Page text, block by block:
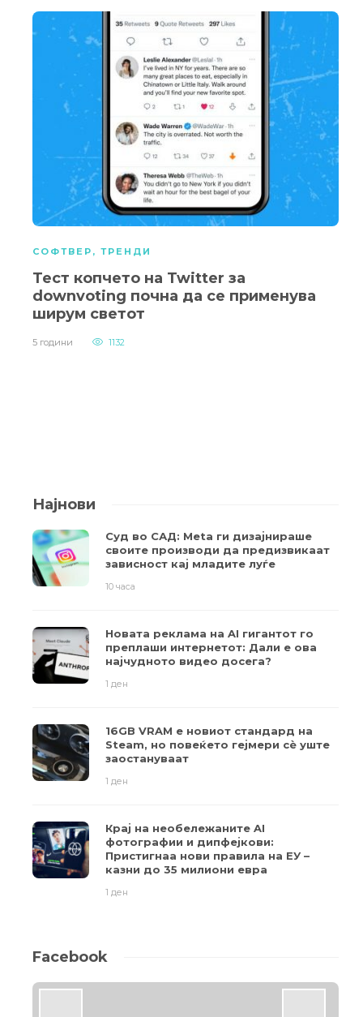
СОФТВЕР , ТРЕНДИ
Тест копчето на Twitter за
downvoting почна да се применува
ширум светот
5 години 1132
Најнови
Суд во САД: Meta ги дизајнираше
своите производи да предизвикаат
зависност кај младите луѓе
10 часа
Новата реклама на AI гигантот го
преплаши интернетот: Дали е ова
најчудното видео досега?
1 ден
16GB VRAM е новиот стандард на
Steam, но повеќето гејмери ​​сè уште
заостануваат
1 ден
Крај на необележаните AI
фотографии и дипфејкови:
Пристигнаа нови правила на ЕУ –
казни до 35 милиони евра
1 ден
Facebook